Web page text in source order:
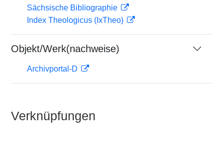
Sächsische Bibliographie
Index Theologicus (IxTheo)
Objekt/Werk(nachweise)
Archivportal-D
Verknüpfungen